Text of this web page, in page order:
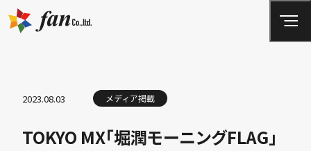
2023.08.03 メディア掲載
TOKYO MX「堀潤モーニングFLAG」